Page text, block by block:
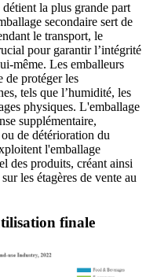
la plus grande part
secondaire sert de
le transport, le
pour garantir l’intégrité
même. Les emballeurs
de protéger les
tels que l’humidité, les
physiques. L'emballage
supplémentaire,
de détérioration du
l'emballage
des produits, créant ainsi
les étagères de vente au
finale